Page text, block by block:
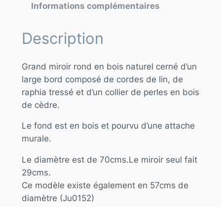
Informations complémentaires
Description
Grand miroir rond en bois naturel cerné d’un
large bord composé de cordes de lin, de
raphia tressé et d’un collier de perles en bois
de cèdre.
Le fond est en bois et pourvu d’une attache
murale.
Le diamètre est de 70cms.Le miroir seul fait
29cms.
Ce modèle existe également en 57cms de
diamètre (Ju0152)